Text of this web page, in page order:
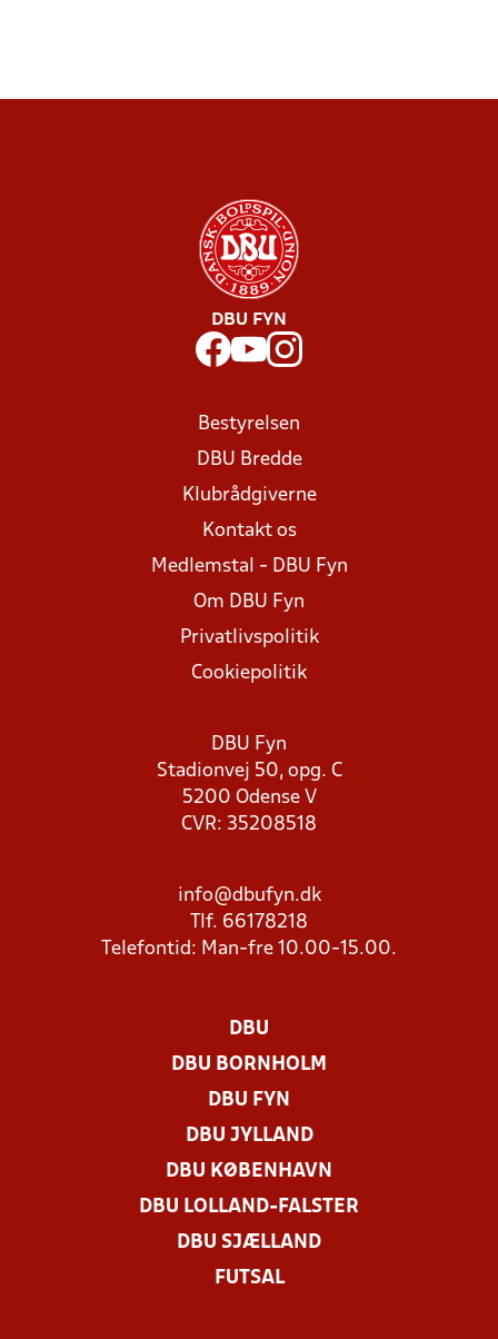
DBU FYN
Bestyrelsen
DBU Bredde
Klubrådgiverne
Kontakt os
Medlemstal - DBU Fyn
Om DBU Fyn
Privatlivspolitik
Cookiepolitik
DBU Fyn
Stadionvej 50, opg. C
5200 Odense V
CVR: 35208518
info@dbufyn.dk
Tlf. 66178218
Telefontid: Man-fre 10.00-15.00.
DBU
DBU BORNHOLM
DBU FYN
DBU JYLLAND
DBU KØBENHAVN
DBU LOLLAND-FALSTER
DBU SJÆLLAND
FUTSAL